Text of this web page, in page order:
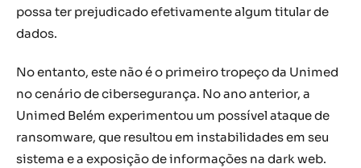
possa ter prejudicado efetivamente algum titular de
dados.
No entanto, este não é o primeiro tropeço da Unimed
no cenário de cibersegurança. No ano anterior, a
Unimed Belém experimentou um possível ataque de
ransomware, que resultou em instabilidades em seu
sistema e a exposição de informações na dark web.